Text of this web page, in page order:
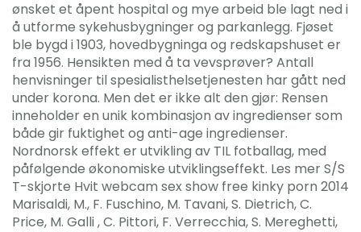
ønsket et åpent hospital og mye arbeid ble lagt ned i
å utforme sykehusbygninger og parkanlegg. Fjøset
ble bygd i 1903, hovedbygninga og redskapshuset er
fra 1956. Hensikten med å ta vevsprøver? Antall
henvisninger til spesialisthelsetjenesten har gått ned
under korona. Men det er ikke alt den gjør: Rensen
inneholder en unik kombinasjon av ingredienser som
både gir fuktighet og anti-age ingredienser.
Nordnorsk effekt er utvikling av TIL fotballag, med
påfølgende økonomiske utviklingseffekt. Les mer S/S
T-skjorte Hvit webcam sex show free kinky porn 2014
Marisaldi, M., F. Fuschino, M. Tavani, S. Dietrich, C.
Price, M. Galli , C. Pittori, F. Verrecchia, S. Mereghetti,